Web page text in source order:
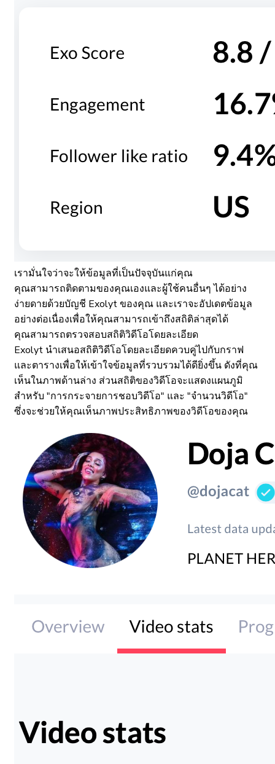
เรามั่นใจว่าจะให้ข้อมูลที่เป็นปัจจุบันแก่คุณ
คุณสามารถติดตามของคุณเองและผู้ใช้คนอื่นๆ ได้อย่าง
ง่ายดายด้วยบัญชี Exolyt ของคุณ และเราจะอัปเดตข้อมูล
อย่างต่อเนื่องเพื่อให้คุณสามารถเข้าถึงสถิติล่าสุดได้
คุณสามารถตรวจสอบสถิติวิดีโอโดยละเอียด
Exolyt นำเสนอสถิติวิดีโอโดยละเอียดควบคู่ไปกับกราฟ
และตารางเพื่อให้เข้าใจข้อมูลที่รวบรวมได้ดียิ่งขึ้น ดังที่คุณ
เห็นในภาพด้านล่าง ส่วนสถิติของวิดีโอจะแสดงแผนภูมิ
สำหรับ "การกระจายการชอบวิดีโอ" และ "จำนวนวิดีโอ"
ซึ่งจะช่วยให้คุณเห็นภาพประสิทธิภาพของวิดีโอของคุณ